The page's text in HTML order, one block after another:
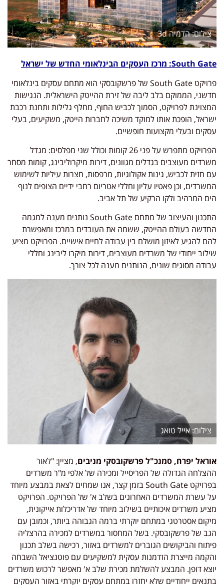
הדמיה 3d
South Gate: מרכז העסקים הבינלאומי החדש של ישראל
פרויקט South Gate של פרשקובסקי הוא מתחם עסקים בינלאומי
חדשני, הממוקם בלב ליבה של זירת ההייטק הישראלית. הנגישות
המצוינת לפרויקט, הסמוך לכביש החוף, מחלף גלילות ותחנת רכבת
ישראל, הופכת אותו למוקד משיכה לחברות הייטק, משקיעים, בעלי
עסקים ובעלי מקצועות חופשיים.
הפרויקט מתפרש על פני 26 קומות וכולל שני מפלסים: מגדל
משרדים מעוצבים בגדלים מגוונים, דירות מיקרוליבינג, קומות מסחר
עם חזית לכביש, גינות אקולוגיות, מרפסות, חצרות עיליות לשימוש
המשרדים, וכן פאטיו עליון וחללי אטריום רחבי ידיים הצופים לנוף
הים המרהיב ולקו הרקיע של תל אביב.
התכנון והעיצוב של מתחם South Gate נותנים מענה למגמה
החדשה בעולם ההייטק, ששמה את העובדים במרכז ומאפשרת
להם להגיע לאיזון מושלם בין עבודה לחיים אישיים. הפרויקט מציע
שילוב ייחודי של משרדים מעוצבים, דירות מיקרו ליבינג וחללי
עבודה מסוגים שונים, הנותנים מענה לכל צורך.
אייל טואג
אוראל יפרח, סמנכ"ל פרשקובסקי מניבים, מציין: "לאור
ההצלחה הגדולה של הפריסייל ומכירה של אלפי מ"ר משרדים
בפרויקט South Gate בזמן קצר, אנו שמחים לצאת במבצע מיוחד
על עשרת המשרדים האחרונים בשלב א' של הפרויקט. הפרויקט
מציע משרדים איכותיים בשילוב מיוחד של אדריכלות אייקונית,
מיקום אסטרטגי במתחם יוקרתי ברמה הגבוהה ביותר, וכמובן עם
הגב של פרשקובסקי. בשל המחסור במשרדים למכירה בהרצליה
פיתוח והביקושים הגוברים למשרדים באזור, רכישה בשלב תכנון
והקמה מייצרת הזדמנות עסקית למשקיעים עם פוטנציאל השבחה
יוצא דופן. המבצע להשלמת מכירת שלב א' מאפשר לרכוש משרדים
בתנאים ייחודיים שלא יחזרו במתחם עסקים יוקרתי באזור העסקים